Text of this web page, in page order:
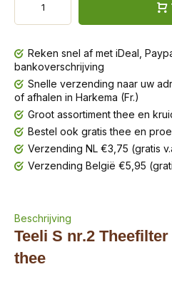
Reken snel af met iDeal,
bankoverschrijving
Snelle verzending naar uw
of afhalen in Harkema (Fr.)
Groot assortiment thee en
Bestel ook gratis thee en
Verzending NL €3,75 (gratis
Verzending België €5,95
Beschrijving
Teeli S nr.2
thee